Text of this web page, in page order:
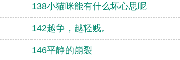
138小猫咪能有什么坏心思呢
142越争，越轻贱。
146平静的崩裂